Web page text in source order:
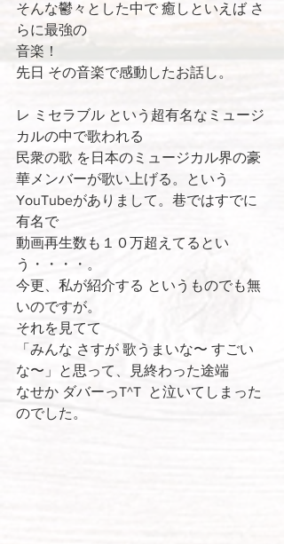
そんな鬱々とした中で 癒しといえば さ
らに最強の
音楽！
先日 その音楽で感動したお話し。
レ ミセラブル という超有名なミュージ
カルの中で歌われる
民衆の歌 を日本のミュージカル界の豪
華メンバーが歌い上げる。という
YouTubeがありまして。巷ではすでに
有名で
動画再生数も１０万超えてるとい
う・・・・。
今更、私が紹介する というものでも無
いのですが。
それを見てて
「みんな さすが 歌うまいな〜 すごい
な〜」と思って、見終わった途端
なせか ダバーっT^T  と泣いてしまった
のでした。